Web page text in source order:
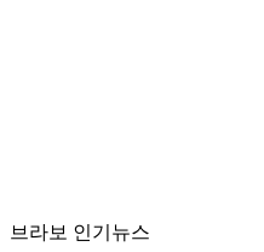
브라보 인기뉴스